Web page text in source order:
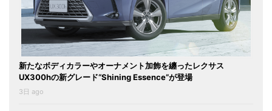
新たなボディカラーやオーナメント加飾を纏ったレクサス
UX300hの新グレード“Shining Essence”が登場
3日 ago